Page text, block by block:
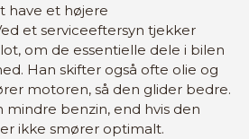
have et højere
et serviceeftersyn tjekker
om de essentielle dele i bilen
Han skifter også ofte olie og
motoren, så den glider bedre.
benzin, end hvis den
ikke smører optimalt.